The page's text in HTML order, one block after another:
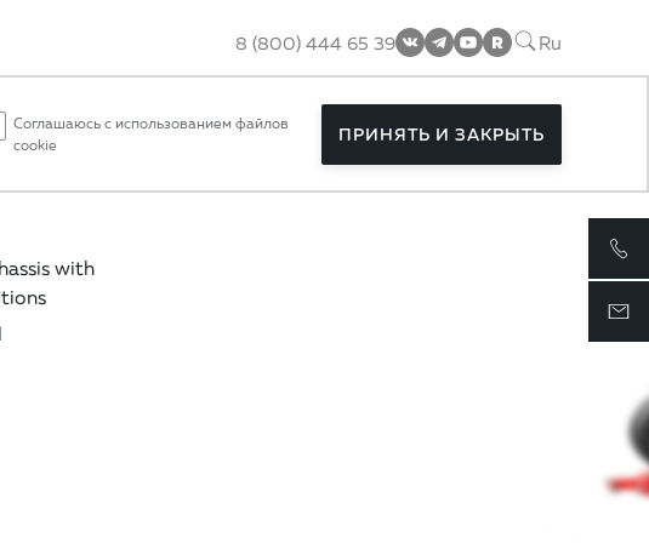
8 (800) 444 65 39 Ru
with
Соглашаюсь с использованием файлов
cookie
ПРИНЯТЬ И ЗАКРЫТЬ